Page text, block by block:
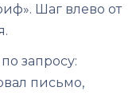
Шаг влево от
запросу:
письмо,